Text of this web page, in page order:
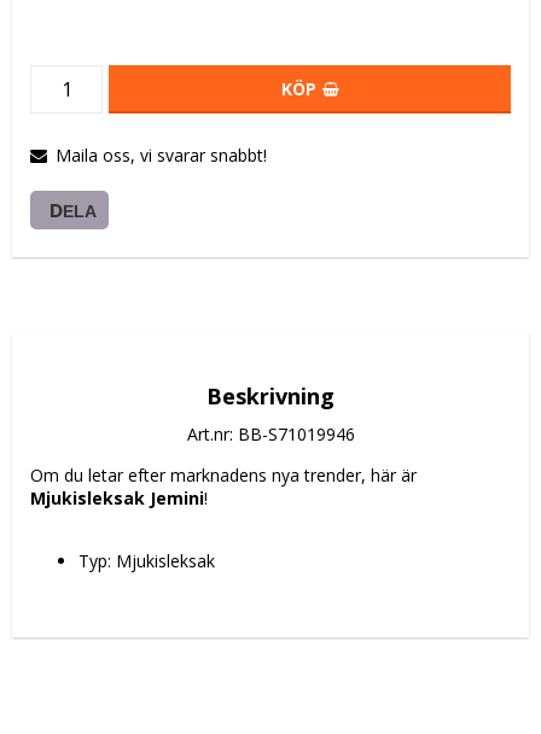
KÖP
Maila oss, vi svarar snabbt!
DELA
Beskrivning
Art.nr: BB-S71019946
Om du letar efter marknadens nya trender, här är
Mjukisleksak Jemini!
Typ: Mjukisleksak